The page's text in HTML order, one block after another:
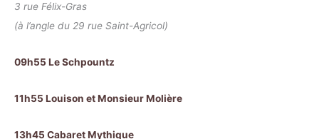
3 rue Félix-Gras
(à l’angle du 29 rue Saint-Agricol)
09h55 Le Schpountz
11h55 Louison et Monsieur Molière
13h45 Cabaret Mythique